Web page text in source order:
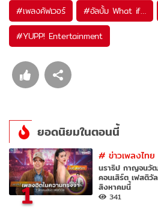
#เพลงคัฟเวอร์ #อัลบั้ม What if…
#YUPP! Entertainment
ยอดนิยมในตอนนี้
1
#ข่าวเพลงไทย
นราธิป กาญจนวั
คอนเสิร์ต เฟสติวั
สิงหาคมนี้
341